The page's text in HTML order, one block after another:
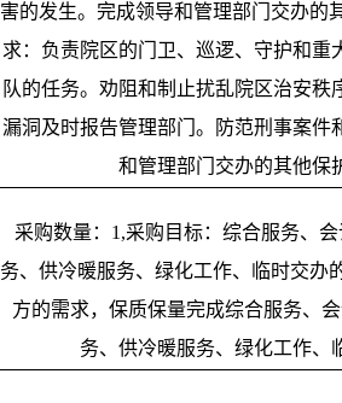
害的发生。完成领导和管理部门交办的
求：负责院区的门卫、巡逻、守护和重
队的任务。劝阻和制止扰乱院区治安秩
漏洞及时报告管理部门。防范刑事案件
和管理部门交办的其他保
采购数量：1,采购目标：综合服务、
务、供冷暖服务、绿化工作、临时交办
方的需求，保质保量完成综合服务、
务、供冷暖服务、绿化工作、